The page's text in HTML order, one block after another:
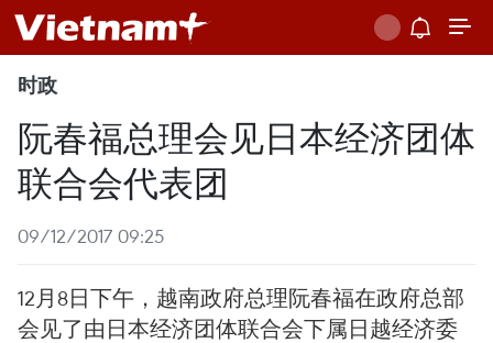
时政
阮春福总理会见日本经济团体
联合会代表团
09/12/2017 09:25
12月8日下午，越南政府总理阮春福在政府总部
会见了由日本经济团体联合会下属日越经济委